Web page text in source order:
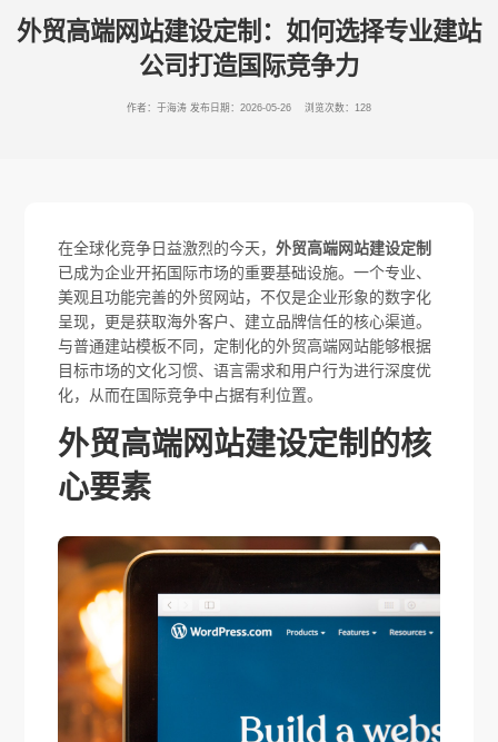
外贸高端网站建设定制：如何选择专业建站
公司打造国际竞争力
作者：于海涛 发布日期：2026-05-26 浏览次数：128
在全球化竞争日益激烈的今天，外贸高端网站建设定制
已成为企业开拓国际市场的重要基础设施。一个专业、
美观且功能完善的外贸网站，不仅是企业形象的数字化
呈现，更是获取海外客户、建立品牌信任的核心渠道。
与普通建站模板不同，定制化的外贸高端网站能够根据
目标市场的文化习惯、语言需求和用户行为进行深度优
化，从而在国际竞争中占据有利位置。
外贸高端网站建设定制的核
心要素